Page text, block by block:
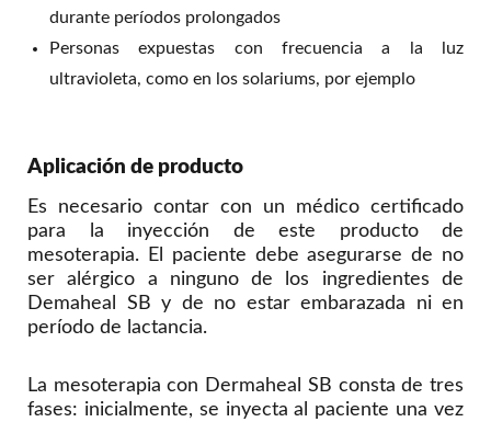
durante períodos prolongados
Personas expuestas con frecuencia a la luz
ultravioleta, como en los solariums, por ejemplo
Aplicación de producto
Es necesario contar con un médico certificado
para la inyección de este producto de
mesoterapia. El paciente debe asegurarse de no
ser alérgico a ninguno de los ingredientes de
Demaheal SB y de no estar embarazada ni en
período de lactancia.
La mesoterapia con Dermaheal SB consta de tres
fases: inicialmente, se inyecta al paciente una vez